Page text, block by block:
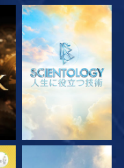
シリーズを探求